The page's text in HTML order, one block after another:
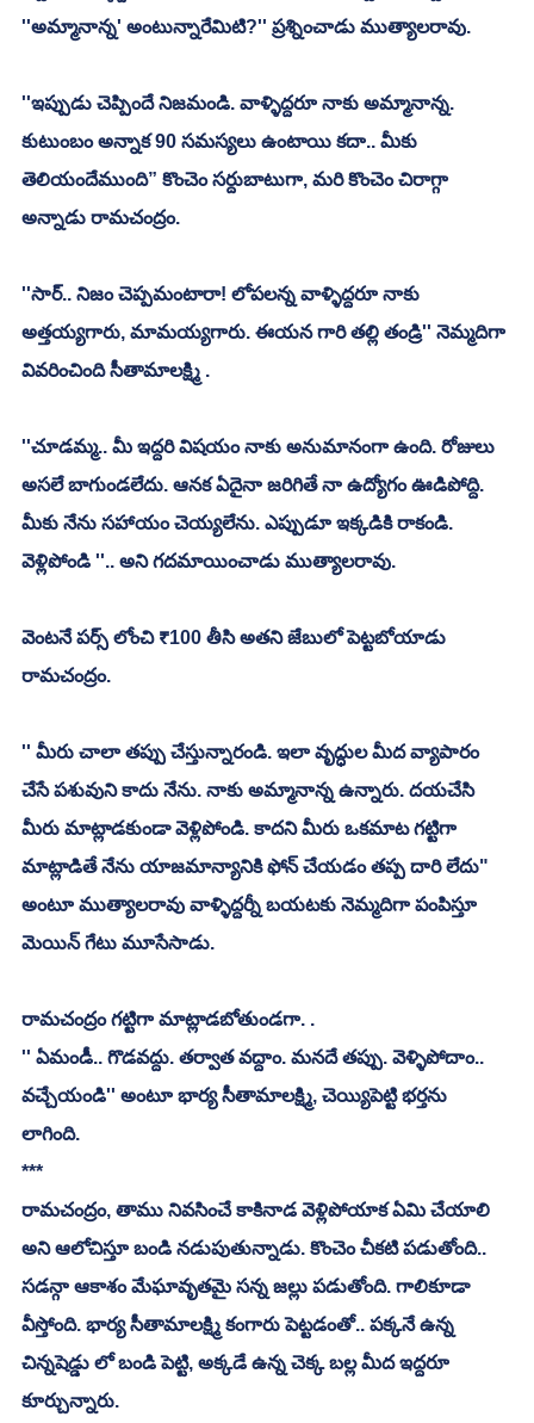
''అమ్మానాన్న' అంటున్నారేమిటి?'' ప్రశ్నించాడు ముత్యాలరావు.
''ఇప్పుడు చెప్పిందే నిజమండి. వాళ్ళిద్దరూ నాకు అమ్మానాన్న.
కుటుంబం అన్నాక 90 సమస్యలు ఉంటాయి కదా.. మీకు
తెలియందేముంది” కొంచెం సర్దుబాటుగా, మరి కొంచెం చిరాగ్గా
అన్నాడు రామచంద్రం.
''సార్.. నిజం చెప్పమంటారా! లోపలన్న వాళ్ళిద్దరూ నాకు
అత్తయ్యగారు, మామయ్యగారు. ఈయన గారి తల్లి తండ్రి'' నెమ్మదిగా
వివరించింది సీతామాలక్ష్మి .
''చూడమ్మ.. మీ ఇద్దరి విషయం నాకు అనుమానంగా ఉంది. రోజులు
అసలే బాగుండలేదు. ఆనక ఏదైనా జరిగితే నా ఉద్యోగం ఊడిపోద్ది.
మీకు నేను సహాయం చెయ్యలేను. ఎప్పుడూ ఇక్కడికి రాకండి.
వెళ్లిపోండి ''.. అని గదమాయించాడు ముత్యాలరావు.
వెంటనే పర్స్ లోంచి ₹100 తీసి అతని జేబులో పెట్టబోయాడు
రామచంద్రం.
'' మీరు చాలా తప్పు చేస్తున్నారండి. ఇలా వృద్ధుల మీద వ్యాపారం
చేసే పశువుని కాదు నేను. నాకు అమ్మానాన్న ఉన్నారు. దయచేసి
మీరు మాట్లాడకుండా వెళ్లిపోండి. కాదని మీరు ఒకమాట గట్టిగా
మాట్లాడితే నేను యాజమాన్యానికి ఫోన్ చేయడం తప్ప దారి లేదు"
అంటూ ముత్యాలరావు వాళ్ళిద్దర్నీ బయటకు నెమ్మదిగా పంపిస్తూ
మెయిన్ గేటు మూసేసాడు.
రామచంద్రం గట్టిగా మాట్లాడబోతుండగా. .
'' ఏమండీ.. గొడవద్దు. తర్వాత వద్దాం. మనదే తప్పు. వెళ్ళిపోదాం..
వచ్చేయండి'' అంటూ భార్య సీతామాలక్ష్మి, చెయ్యిపెట్టి భర్తను
లాగింది.
***
రామచంద్రం, తాము నివసించే కాకినాడ వెళ్లిపోయాక ఏమి చేయాలి
అని ఆలోచిస్తూ బండి నడుపుతున్నాడు. కొంచెం చీకటి పడుతోంది..
సడన్గా ఆకాశం మేఘావృతమై సన్న జల్లు పడుతోంది. గాలికూడా
వీస్తోంది. భార్య సీతామాలక్ష్మి కంగారు పెట్టడంతో.. పక్కనే ఉన్న
చిన్నషెడ్డు లో బండి పెట్టి, అక్కడే ఉన్న చెక్క బల్ల మీద ఇద్దరూ
కూర్చున్నారు.